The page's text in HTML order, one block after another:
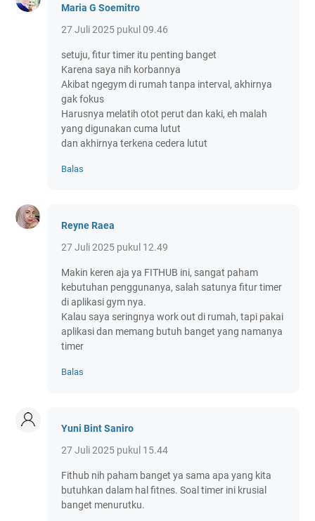
Maria G Soemitro
27 Juli 2025 pukul 09.46
setuju, fitur timer itu penting banget
Karena saya nih korbannya
Akibat ngegym di rumah tanpa interval, akhirnya
gak fokus
Harusnya melatih otot perut dan kaki, eh malah
yang digunakan cuma lutut
dan akhirnya terkena cedera lutut
Balas
Reyne Raea
27 Juli 2025 pukul 12.49
Makin keren aja ya FITHUB ini, sangat paham
kebutuhan penggunanya, salah satunya fitur timer
di aplikasi gym nya.
Kalau saya seringnya work out di rumah, tapi pakai
aplikasi dan memang butuh banget yang namanya
timer
Balas
Yuni Bint Saniro
27 Juli 2025 pukul 15.44
Fithub nih paham banget ya sama apa yang kita
butuhkan dalam hal fitnes. Soal timer ini krusial
banget menurutku.